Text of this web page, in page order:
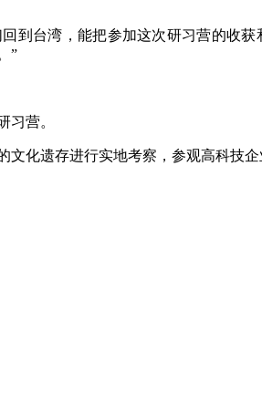
台湾，能把参加这次研习营的收获
”
营。
化遗存进行实地考察，参观高科技企